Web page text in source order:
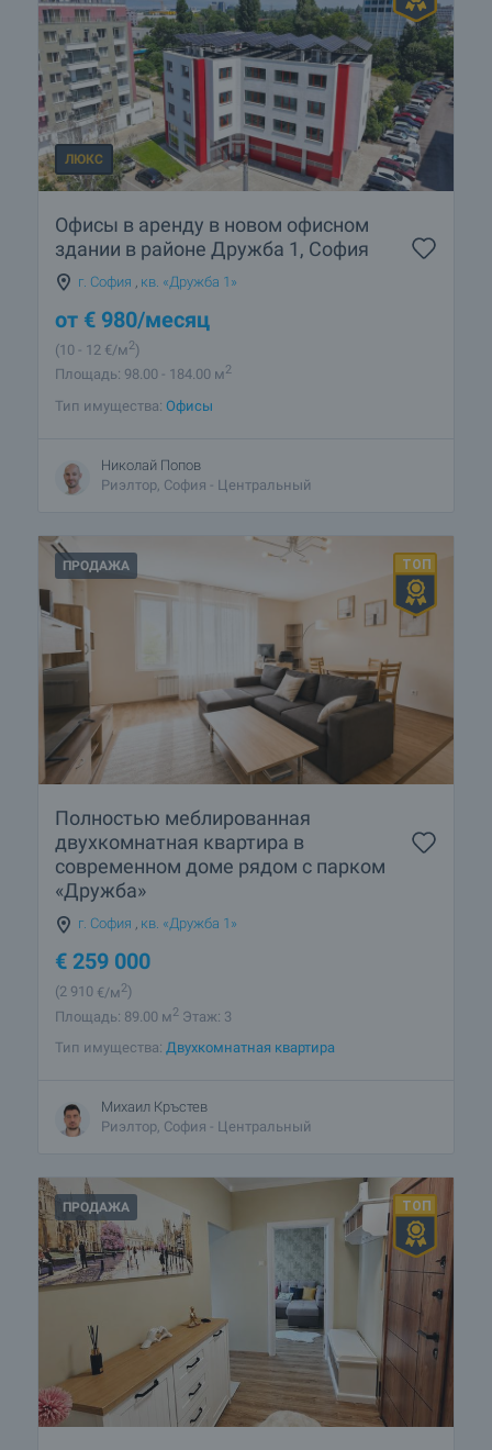
ЛЮКС
Офисы в аренду в новом офисном
здании в районе Дружба 1, София
г. София кв. «Дружба 1»
от € 980/месяц
(10 - 12 €/м2)
Площадь: 98.00 - 184.00 м2
Тип имущества: Офисы
Николай Попов
Риэлтор, София - Центральный
ПРОДАЖА
Полностью меблированная
двухкомнатная квартира в
современном доме рядом с парком
«Дружба»
г. София , кв. «Дружба 1»
€ 259 000
(2 910 €/м2)
Площадь: 89.00 м2 Этаж: 3
Тип имущества: Двухкомнатная квартира
Михаил Кръстев
Риэлтор, София - Центральный
ПРОДАЖА